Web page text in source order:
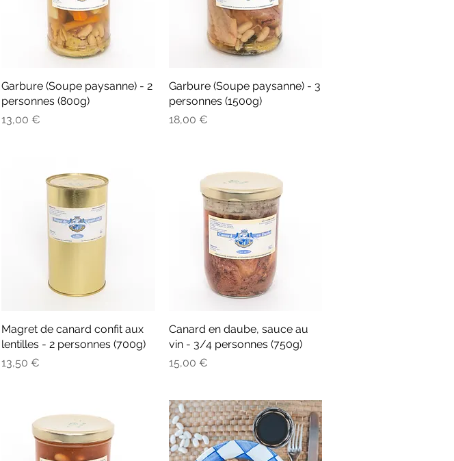
Aperçu rapide
Garbure (Soupe paysanne) - 2
personnes (800g)
Prix
13,00 €
Aperçu rapide
Garbure (Soupe paysanne) - 3
personnes (1500g)
Prix
18,00 €
Aperçu rapide
Magret de canard confit aux
lentilles - 2 personnes (700g)
Prix
13,50 €
Aperçu rapide
Canard en daube, sauce au
vin - 3/4 personnes (750g)
Prix
15,00 €